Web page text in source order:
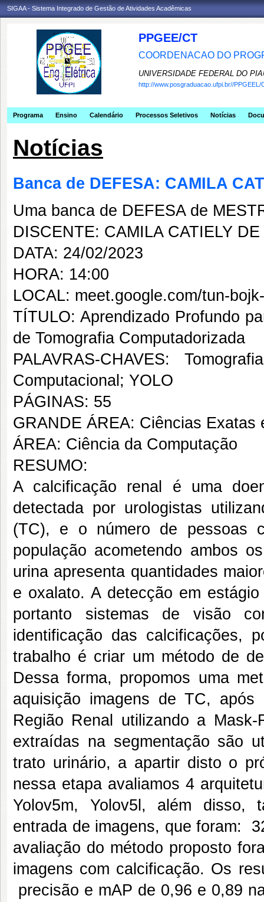
SIGAA - Sistema Integrado de Gestão de Atividades Acadêmicas
PPGEE/CT
COORDENACAO DO
UNIVERSIDADE FEDERAL DO
http://www.posgraduacao.ufpi.br//PPGEEL/
Programa Ensino Calendário Processos Seletivos Notícias
Notícias
Banca de DEFESA: CAMILA
Uma banca de DEFESA de
DISCENTE: CAMILA CATIELY
DATA: 24/02/2023
HORA: 14:00
LOCAL: meet.google.com/tun-
TÍTULO: Aprendizado Profundo
de Tomografia Computadorizada
PALAVRAS-CHAVES:
Computacional; YOLO
PÁGINAS: 55
GRANDE ÁREA: Ciências Exatas
ÁREA: Ciência da Computação
RESUMO:
A calcificação renal é uma
detectada por urologistas
(TC), e o número de pessoas
população acometendo ambos
urina apresenta quantidades
e oxalato. A detecção em
portanto sistemas de visão
identificação das calcificações,
trabalho é criar um método de
Dessa forma, propomos uma
aquisição imagens de TC,
Região Renal utilizando a
extraídas na segmentação são
trato urinário, a apartir disto o
nessa etapa avaliamos 4
Yolov5m, Yolov5l, além disso,
entrada de imagens, que foram:
avaliação do método proposto
imagens com calcificação. Os
precisão e mAP de 0,96 e 0,89